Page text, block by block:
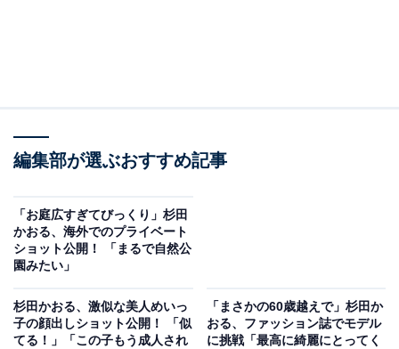
編集部が選ぶおすすめ記事
「お庭広すぎてびっくり」杉田
かおる、海外でのプライベート
ショット公開！ 「まるで自然公
園みたい」
杉田かおる、激似な美人めいっ
子の顔出しショット公開！ 「似
てる！」「この子もう成人され
「まさかの60歳越えで」杉田か
おる、ファッション誌でモデル
に挑戦「最高に綺麗にとってく